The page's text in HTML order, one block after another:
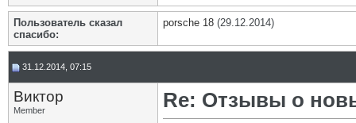
Пользователь сказал
cпасибо:
porsche 18 (29.12.2014)
31.12.2014, 07:15
Виктор
Member
Re: Отзывы о